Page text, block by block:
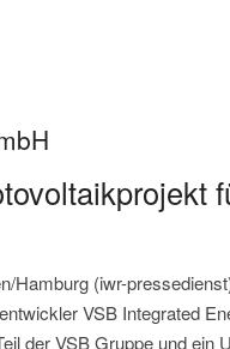
Hamburg (iwr-
VSB Integrated
der VSB Gruppe und ein